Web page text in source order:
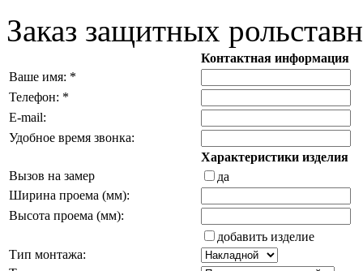
Заказ защитных
Контактная информация
Ваше имя: *
Телефон: *
E-mail:
Удобное время звонка:
Характеристики изделия
Вызов на замер
да
Ширина проема (мм):
Высота проема (мм):
добавить изделие
Тип монтажа: